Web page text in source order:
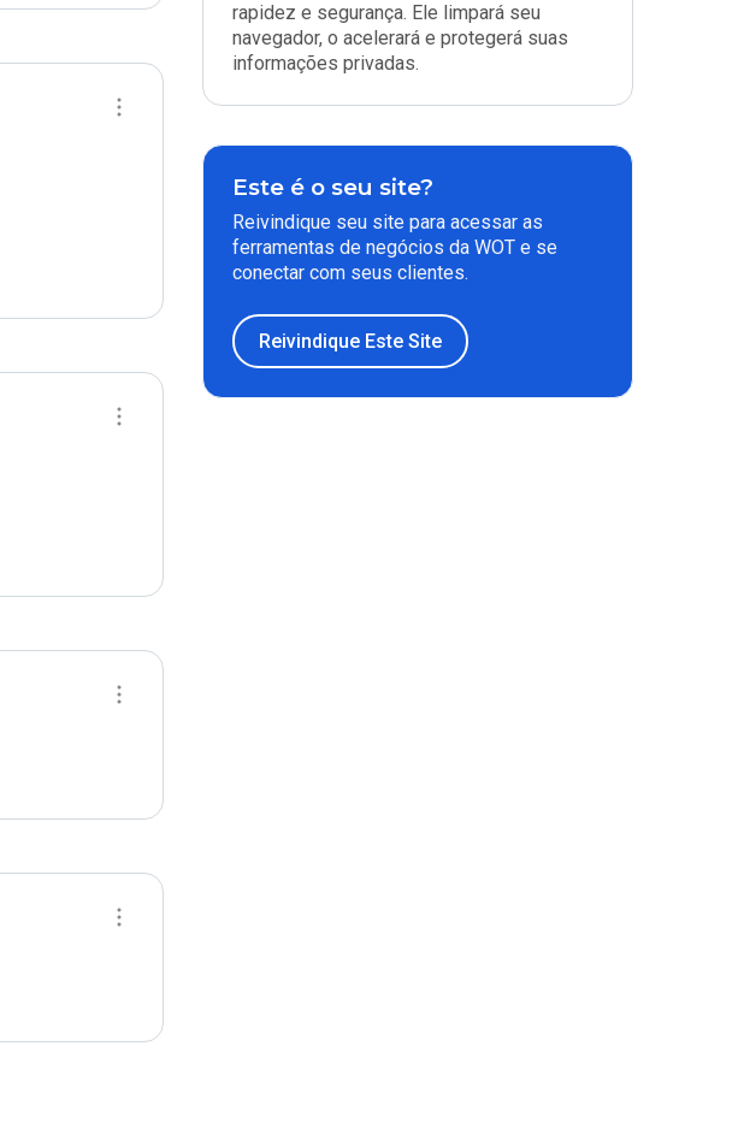
rapidez e segurança. Ele limpará seu
navegador, o acelerará e protegerá suas
informações privadas.
Este é o seu site?
Reivindique seu site para acessar as
ferramentas de negócios da WOT e se
conectar com seus clientes.
Reivindique Este Site